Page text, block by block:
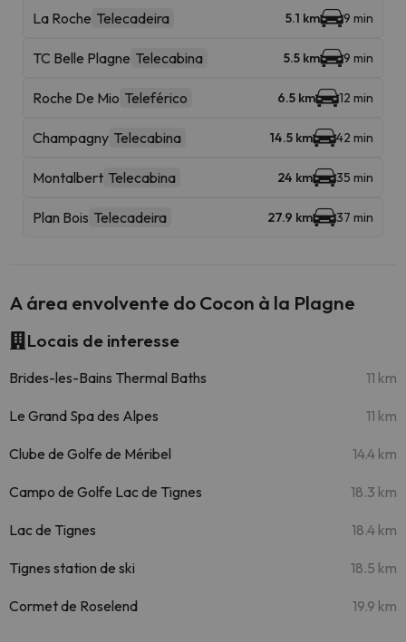
La Roche Telecadeira 5.1 km 9 min
TC Belle Plagne Telecabina 5.5 km 9 min
Roche De Mio Teleférico 6.5 km 12 min
Champagny Telecabina 14.5 km 42 min
Montalbert Telecabina 24 km 35 min
Plan Bois Telecadeira 27.9 km 37 min
A área envolvente do Cocon à la Plagne
Locais de interesse
Brides-les-Bains Thermal Baths 11 km
Le Grand Spa des Alpes 11 km
Clube de Golfe de Méribel 14.4 km
Campo de Golfe Lac de Tignes 18.3 km
Lac de Tignes 18.4 km
Tignes station de ski 18.5 km
Cormet de Roselend 19.9 km